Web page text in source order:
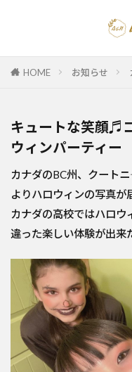
HOME お知らせ
キュートな笑顔♬
ウィンパーティー
カナダのBC州、クート
よりハロウィンの写真が
カナダの高校ではハロウ
違った楽しい体験が出来